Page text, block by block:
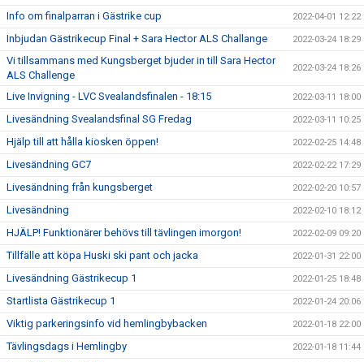
Info om finalparran i Gästrike cup 2022-04-01 12:22
Inbjudan Gästrikecup Final + Sara Hector ALS Challange 2022-03-24 18:29
Vi tillsammans med Kungsberget bjuder in till Sara Hector
ALS Challenge
2022-03-24 18:26
Live Invigning - LVC Svealandsfinalen - 18:15 2022-03-11 18:00
Livesändning Svealandsfinal SG Fredag 2022-03-11 10:25
Hjälp till att hålla kiosken öppen! 2022-02-25 14:48
Livesändning GC7 2022-02-22 17:29
Livesändning från kungsberget 2022-02-20 10:57
Livesändning 2022-02-10 18:12
HJÄLP! Funktionärer behövs till tävlingen imorgon! 2022-02-09 09:20
Tillfälle att köpa Huski ski pant och jacka 2022-01-31 22:00
Livesändning Gästrikecup 1 2022-01-25 18:48
Startlista Gästrikecup 1 2022-01-24 20:06
Viktig parkeringsinfo vid hemlingbybacken 2022-01-18 22:00
Tävlingsdags i Hemlingby 2022-01-18 11:44